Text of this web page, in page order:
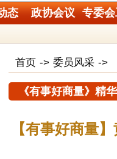
态 政协会议 专委
首页 -> 委员风采 ->
《有事好商量》精
【有事好商量